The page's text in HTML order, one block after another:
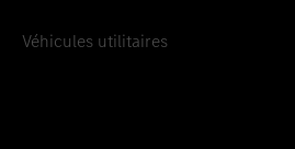
Véhicules utilitaires